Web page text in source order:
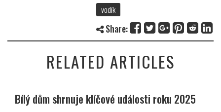
vodík
Share:
RELATED ARTICLES
Proč domácnosti plýtvají vodou i